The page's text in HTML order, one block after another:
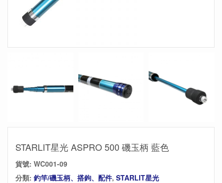
STARLIT星光 ASPRO 500 磯玉柄 藍色
貨號: WC001-09
分類: 釣竿/磯玉柄、搭鉤、配件, STARLIT星光